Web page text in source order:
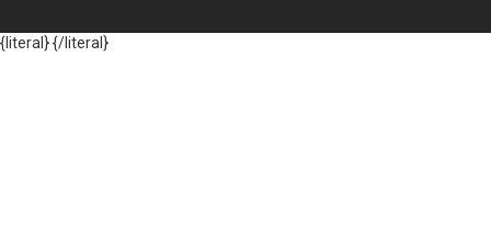
{literal}{/literal}